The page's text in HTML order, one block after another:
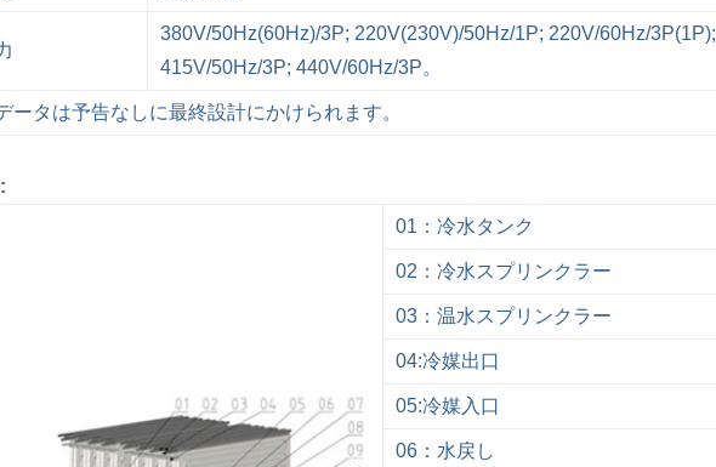
380V/50Hz(60Hz)/3P; 220V(230V)/50Hz/1P; 220V/60Hz/3P(1P);
415V/50Hz/3P; 440V/60Hz/3P。
ータは予告なしに最終設計にかけられます。
01：冷水タンク
02：冷水スプリンクラー
03：温水スプリンクラー
04:冷媒出口
05:冷媒入口
06：水戻し